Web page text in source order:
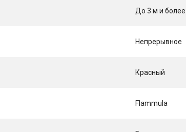
До 3 м и более
Непрерывное
Красный
Flammula